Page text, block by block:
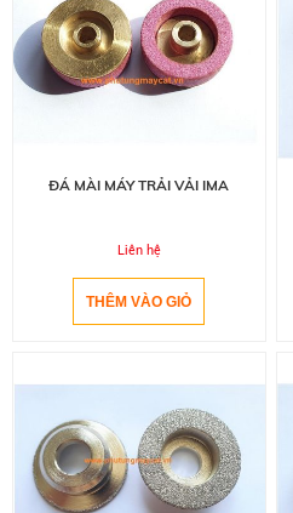
ĐÁ MÀI MÁY TRẢI VẢI IMA
Liên hệ